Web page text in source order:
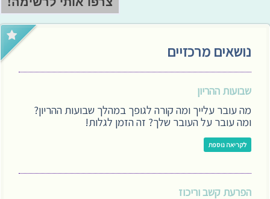
נושאים מרכזיים
שבועות ההריון
מה עובר עלייך ומה קורה לגופך במהלך שבועות ההריון?
ומה עובר על העובר שלך? זה הזמן לגלות!
לקריאה נוספת
הפרעת קשב וריכוז